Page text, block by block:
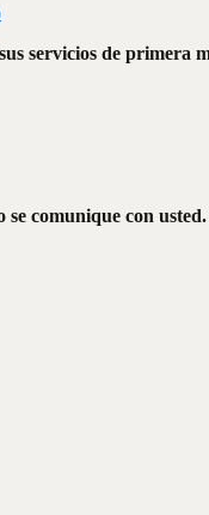
servicios de primera
comunique con usted.